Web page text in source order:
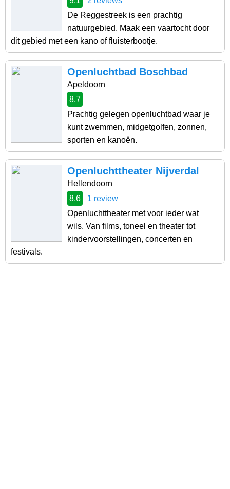
De Reggestreek is een prachtig
natuurgebied. Maak een vaartocht door
dit gebied met een kano of fluisterbootje.
Openluchtbad Boschbad
Apeldoorn
8,7
Prachtig gelegen openluchtbad waar je
kunt zwemmen, midgetgolfen, zonnen,
sporten en kanoën.
Openluchttheater Nijverdal
Hellendoorn
8,6
1 review
Openluchttheater met voor ieder wat
wils. Van films, toneel en theater tot
kindervoorstellingen, concerten en
festivals.